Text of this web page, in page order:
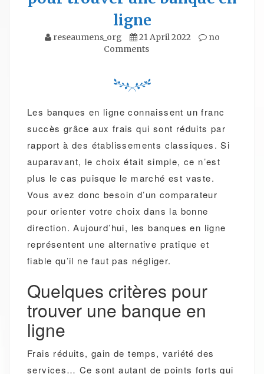
ligne
reseaumens_org 21 April 2022
no
Comments
Les banques en ligne connaissent un franc
succès grâce aux frais qui sont réduits par
rapport à des établissements classiques. Si
auparavant, le choix était simple, ce n’est
plus le cas puisque le marché est vaste.
Vous avez donc besoin d’un comparateur
pour orienter votre choix dans la bonne
direction. Aujourd’hui, les banques en ligne
représentent une alternative pratique et
fiable qu’il ne faut pas négliger.
Quelques critères pour
trouver une banque en
ligne
Frais réduits, gain de temps, variété des
services… Ce sont autant de points forts qui